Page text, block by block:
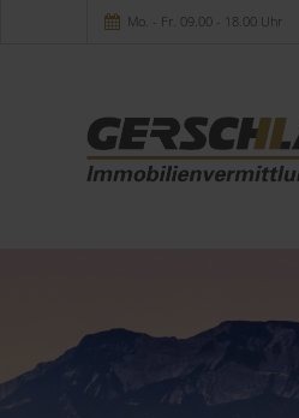
Mo. - Fr. 09.00 - 18.00 Uhr